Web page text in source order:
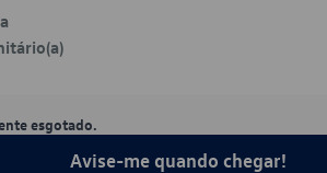
esgotado.
Avise-me quando chegar!